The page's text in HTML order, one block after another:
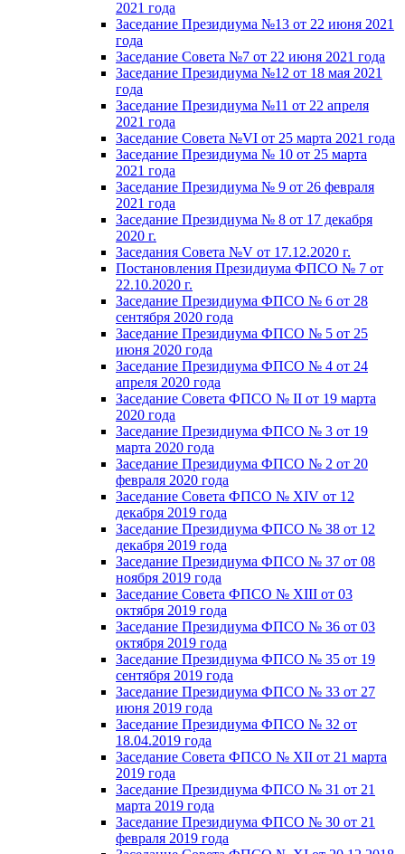
2021 года
Заседание Президиума №13 от 22 июня 2021
года
Заседание Совета №7 от 22 июня 2021 года
Заседание Президиума №12 от 18 мая 2021
года
Заседание Президиума №11 от 22 апреля
2021 года
Заседание Совета №VI от 25 марта 2021 года
Заседание Президиума № 10 от 25 марта
2021 года
Заседание Президиума № 9 от 26 февраля
2021 года
Заседание Президиума № 8 от 17 декабря
2020 г.
Заседания Совета №V от 17.12.2020 г.
Постановления Президиума ФПСО № 7 от
22.10.2020 г.
Заседание Президиума ФПСО № 6 от 28
сентября 2020 года
Заседание Президиума ФПСО № 5 от 25
июня 2020 года
Заседание Президиума ФПСО № 4 от 24
апреля 2020 года
Заседание Совета ФПСО № II от 19 марта
2020 года
Заседание Президиума ФПСО № 3 от 19
марта 2020 года
Заседание Президиума ФПСО № 2 от 20
февраля 2020 года
Заседание Совета ФПСО № XIV от 12
декабря 2019 года
Заседание Президиума ФПСО № 38 от 12
декабря 2019 года
Заседание Президиума ФПСО № 37 от 08
ноября 2019 года
Заседание Совета ФПСО № XIII от 03
октября 2019 года
Заседание Президиума ФПСО № 36 от 03
октября 2019 года
Заседание Президиума ФПСО № 35 от 19
сентября 2019 года
Заседание Президиума ФПСО № 33 от 27
июня 2019 года
Заседание Президиума ФПСО № 32 от
18.04.2019 года
Заседание Совета ФПСО № XII от 21 марта
2019 года
Заседание Президиума ФПСО № 31 от 21
марта 2019 года
Заседание Президиума ФПСО № 30 от 21
февраля 2019 года